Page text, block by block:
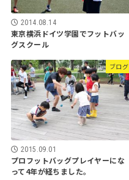
2014.08.14
東京横浜ドイツ学園でフットバッ
グスクール
ブログ
2015.09.01
プロフットバッグプレイヤーにな
って4年が経ちました。